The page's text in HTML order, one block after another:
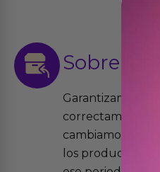
Sobre las
Garantizamos
correctamente
cambiamos sin
los productos